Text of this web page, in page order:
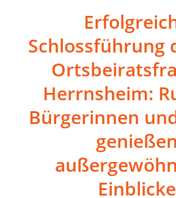
Schlossführung
Herrnsheim:
Bürgerinnen
genießen
Einblicke